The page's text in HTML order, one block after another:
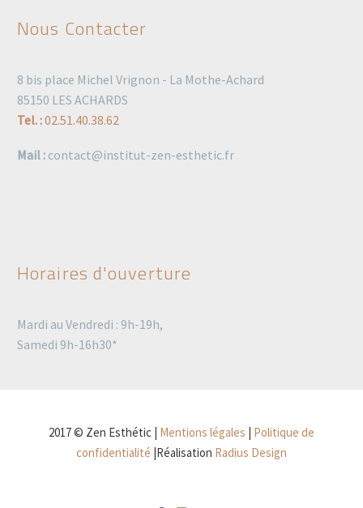
Nous Contacter
8 bis place Michel Vrignon - La Mothe-Achard
85150 LES ACHARDS
Tel. :02.51.40.38.62
Mail : contact@institut-zen-esthetic.fr
Horaires d'ouverture
Mardi au Vendredi : 9h-19h,
Samedi 9h-16h30*
2017 © Zen Esthétic | Mentions légales
Politique de
confidentialité |Réalisation Radius Design